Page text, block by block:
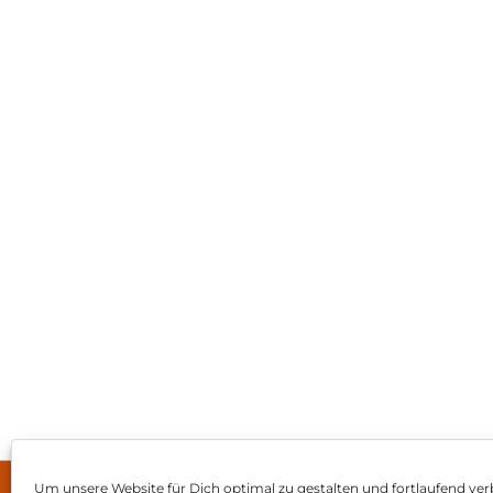
Um unsere Website für Dich optimal zu gestalten und fortlaufend